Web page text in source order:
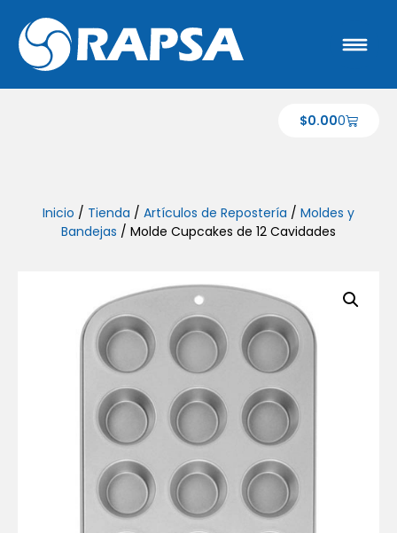
$0.000
Inicio / Tienda / Artículos de Repostería / Moldes y
Bandejas / Molde Cupcakes de 12 Cavidades